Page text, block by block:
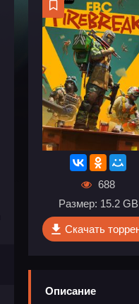
688
Размер: 15.2 GB
Скачать
Описание